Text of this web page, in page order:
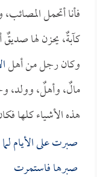
فأنا أتحمل
كآبةٌ، يحزن لها
وكان رجل من أهل
مالٌ، وأهلٌ، وولد،
هذه الأشياء كلها
صبرت على الأيام
صبرها فاستمرت